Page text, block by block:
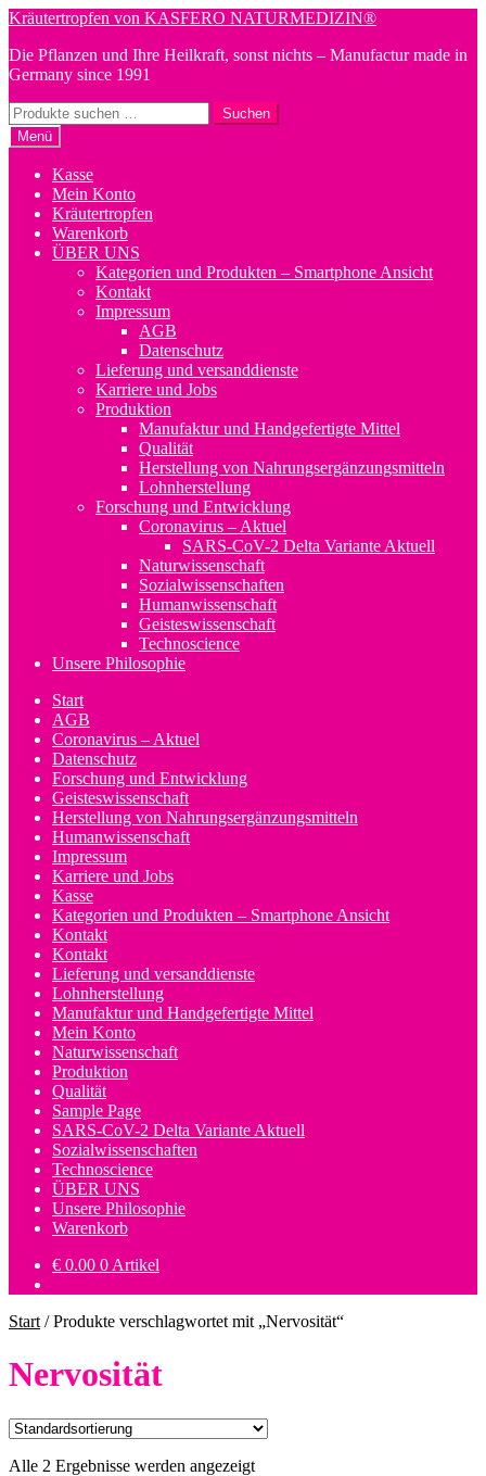
Zur
springen
Zum
springen
Kräutertropfen von KASFERO NATURMEDIZIN®
Die Pflanzen und Ihre Heilkraft, sonst nichts – Manufactur made in
Germany since 1991
Suchen
nach:
Suchen
Menü
Kasse
Mein Konto
Kräutertropfen
Warenkorb
ÜBER UNS
Kategorien und Produkten – Smartphone Ansicht
Kontakt
Impressum
AGB
Datenschutz
Lieferung und versanddienste
Karriere und Jobs
Produktion
Manufaktur und Handgefertigte Mittel
Qualität
Herstellung von Nahrungsergänzungsmitteln
Lohnherstellung
Forschung und Entwicklung
Coronavirus – Aktuel
SARS-CoV-2 Delta Variante Aktuell
Naturwissenschaft
Sozialwissenschaften
Humanwissenschaft
Geisteswissenschaft
Technoscience
Unsere Philosophie
Start
AGB
Coronavirus – Aktuel
Datenschutz
Forschung und Entwicklung
Geisteswissenschaft
Herstellung von Nahrungsergänzungsmitteln
Humanwissenschaft
Impressum
Karriere und Jobs
Kasse
Kategorien und Produkten – Smartphone Ansicht
Kontakt
Kontakt
Lieferung und versanddienste
Lohnherstellung
Manufaktur und Handgefertigte Mittel
Mein Konto
Naturwissenschaft
Produktion
Qualität
Sample Page
SARS-CoV-2 Delta Variante Aktuell
Sozialwissenschaften
Technoscience
ÜBER UNS
Unsere Philosophie
Warenkorb
€ 0.00 0 Artikel
Start /Produkte verschlagwortet mit „Nervosität“
Nervosität
Alle 2 Ergebnisse werden angezeigt